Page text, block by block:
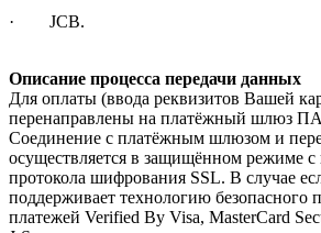
· JCB.
Описание процесса передачи данных
Для оплаты (ввода реквизитов Вашей
перенаправлены на платёжный шлюз
Соединение с платёжным шлюзом и
осуществляется в защищённом режиме с
протокола шифрования SSL. В случае
поддерживает технологию безопасного
платежей Verified By Visa, MasterCard